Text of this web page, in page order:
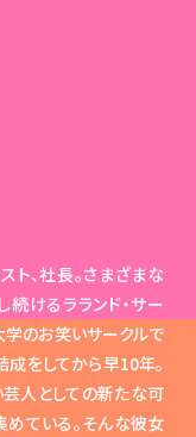
ト、社長。さまざまな
けるラランド・サー
学のお笑いサークルで
をしてから早10年。
芸人としての新たな可
めている。そんな彼女